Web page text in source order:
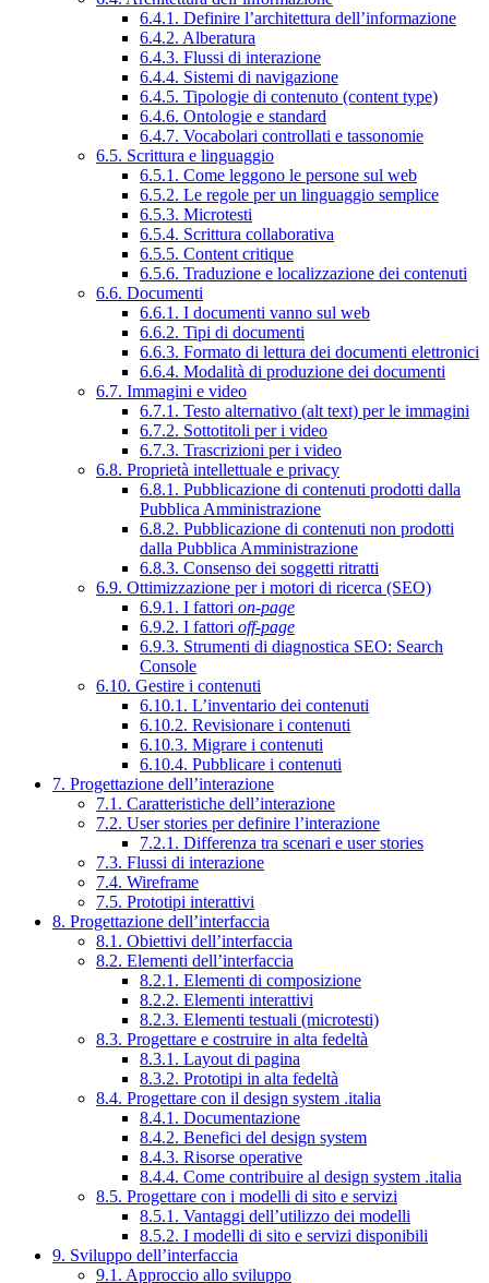
6.4.1. Definire l’architettura dell’informazione
6.4.2. Alberatura
6.4.3. Flussi di interazione
6.4.4. Sistemi di navigazione
6.4.5. Tipologie di contenuto (content type)
6.4.6. Ontologie e standard
6.4.7. Vocabolari controllati e tassonomie
6.5. Scrittura e linguaggio
6.5.1. Come leggono le persone sul web
6.5.2. Le regole per un linguaggio semplice
6.5.3. Microtesti
6.5.4. Scrittura collaborativa
6.5.5. Content critique
6.5.6. Traduzione e localizzazione dei contenuti
6.6. Documenti
6.6.1. I documenti vanno sul web
6.6.2. Tipi di documenti
6.6.3. Formato di lettura dei documenti elettronici
6.6.4. Modalità di produzione dei documenti
6.7. Immagini e video
6.7.1. Testo alternativo (alt text) per le immagini
6.7.2. Sottotitoli per i video
6.7.3. Trascrizioni per i video
6.8. Proprietà intellettuale e privacy
6.8.1. Pubblicazione di contenuti prodotti dalla
Pubblica Amministrazione
6.8.2. Pubblicazione di contenuti non prodotti
dalla Pubblica Amministrazione
6.8.3. Consenso dei soggetti ritratti
6.9. Ottimizzazione per i motori di ricerca (SEO)
6.9.1. I fattori on-page
6.9.2. I fattori off-page
6.9.3. Strumenti di diagnostica SEO: Search
Console
6.10. Gestire i contenuti
6.10.1. L’inventario dei contenuti
6.10.2. Revisionare i contenuti
6.10.3. Migrare i contenuti
6.10.4. Pubblicare i contenuti
7. Progettazione dell’interazione
7.1. Caratteristiche dell’interazione
7.2. User stories per definire l’interazione
7.2.1. Differenza tra scenari e user stories
7.3. Flussi di interazione
7.4. Wireframe
7.5. Prototipi interattivi
8. Progettazione dell’interfaccia
8.1. Obiettivi dell’interfaccia
8.2. Elementi dell’interfaccia
8.2.1. Elementi di composizione
8.2.2. Elementi interattivi
8.2.3. Elementi testuali (microtesti)
8.3. Progettare e costruire in alta fedeltà
8.3.1. Layout di pagina
8.3.2. Prototipi in alta fedeltà
8.4. Progettare con il design system .italia
8.4.1. Documentazione
8.4.2. Benefici del design system
8.4.3. Risorse operative
8.4.4. Come contribuire al design system .italia
8.5. Progettare con i modelli di sito e servizi
8.5.1. Vantaggi dell’utilizzo dei modelli
8.5.2. I modelli di sito e servizi disponibili
9. Sviluppo dell’interfaccia
9.1. Approccio allo sviluppo